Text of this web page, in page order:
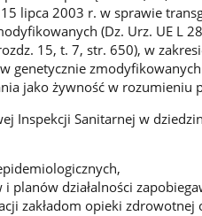
lipca 2003 r. w sprawie
(Dz. Urz. UE L
15, t. 7, str. 650), w
genetycznie
jako żywność w rozumieniu
Inspekcji Sanitarnej w
planów działalności
zakładom opieki